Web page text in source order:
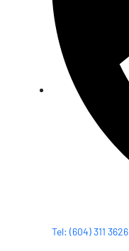
Tel: (604) 311 3626